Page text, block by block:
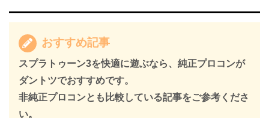
おすすめ記事
スプラトゥーン3を快適に遊ぶなら、純正プロコンが
ダントツでおすすめです。
非純正プロコンとも比較している記事をご参考くださ
い。